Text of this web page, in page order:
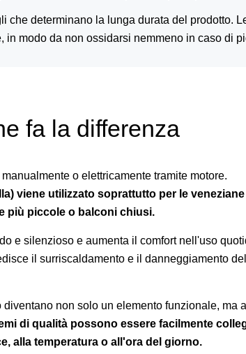
che determinano la lunga durata del prodotto.
modo da non ossidarsi nemmeno in caso di
fa la differenza
o elettricamente tramite motore.
viene utilizzato soprattutto per le
più piccole o balconi chiusi.
e silenzioso e aumenta il comfort nell'uso
il surriscaldamento e il danneggiamento
non solo un elemento funzionale, ma
di qualità possono essere facilmente
alla temperatura o all'ora del giorno.